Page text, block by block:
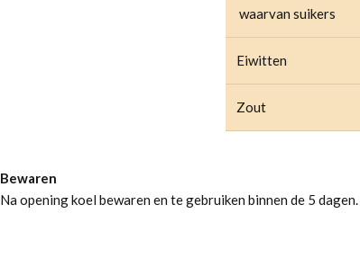
waarvan suikers
Eiwitten
Zout
Bewaren
Na opening koel bewaren en te gebruiken binnen de 5 dagen.